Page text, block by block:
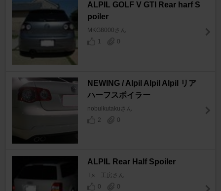
ALPIL GOLF V GTI Rear harf S
poiler
MKG8000さん
1
0
NEWING / Alpil Alpil Alpil リア
ハーフスポイラー
nobuikutakuさん
2
0
ALPIL Rear Half Spoiler
T,s 工房さん
0
0